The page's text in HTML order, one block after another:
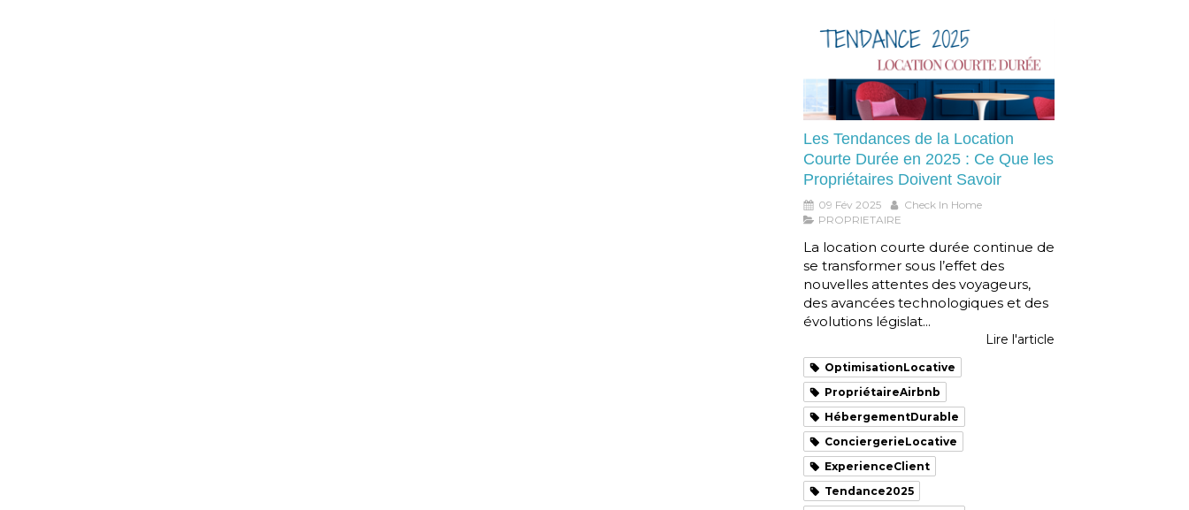
Les Tendances de la Location
Courte Durée en 2025 : Ce Que les
Propriétaires Doivent Savoir
09 Fév 2025
Check In Home
PROPRIETAIRE
La location courte durée continue de
se transformer sous l’effet des
nouvelles attentes des voyageurs,
des avancées technologiques et des
évolutions législat...
Lire l'article
OptimisationLocative
PropriétaireAirbnb
HébergementDurable
ConciergerieLocative
ExperienceClient
Tendance2025